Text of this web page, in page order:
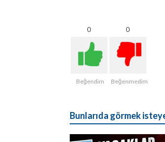
0
Beğendim
0
Beğenmedim
Bunlarıda görmek